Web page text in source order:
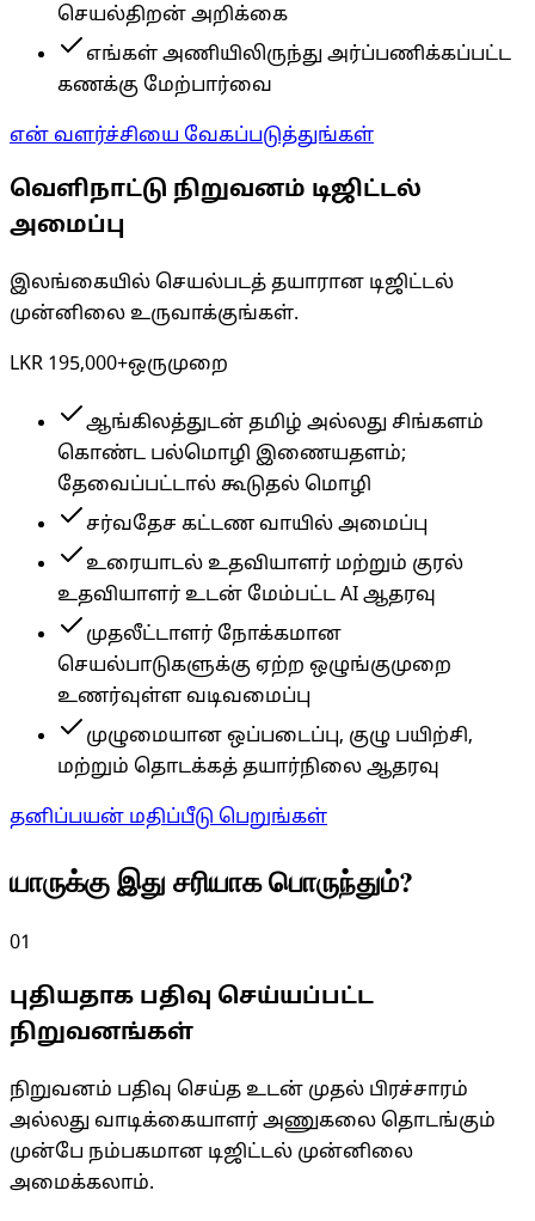
செயல்திறன் அறிக்கை
எங்கள் அணியிலிருந்து அர்ப்பணிக்கப்பட்ட
கணக்கு மேற்பார்வை
என் வளர்ச்சியை வேகப்படுத்துங்கள்
வெளிநாட்டு நிறுவனம் டிஜிட்டல்
அமைப்பு
இலங்கையில் செயல்படத் தயாரான டிஜிட்டல்
முன்னிலை உருவாக்குங்கள்.
LKR 195,000+ஒருமுறை
ஆங்கிலத்துடன் தமிழ் அல்லது சிங்களம்
கொண்ட பல்மொழி இணையதளம்;
தேவைப்பட்டால் கூடுதல் மொழி
சர்வதேச கட்டண வாயில் அமைப்பு
உரையாடல் உதவியாளர் மற்றும் குரல்
உதவியாளர் உடன் மேம்பட்ட AI ஆதரவு
முதலீட்டாளர் நோக்கமான
செயல்பாடுகளுக்கு ஏற்ற ஒழுங்குமுறை
உணர்வுள்ள வடிவமைப்பு
முழுமையான ஒப்படைப்பு, குழு பயிற்சி,
மற்றும் தொடக்கத் தயார்நிலை ஆதரவு
தனிப்பயன் மதிப்பீடு பெறுங்கள்
யாருக்கு இது சரியாக பொருந்தும்?
01
புதியதாக பதிவு செய்யப்பட்ட
நிறுவனங்கள்
நிறுவனம் பதிவு செய்த உடன் முதல் பிரச்சாரம்
அல்லது வாடிக்கையாளர் அணுகலை தொடங்கும்
முன்பே நம்பகமான டிஜிட்டல் முன்னிலை
அமைக்கலாம்.